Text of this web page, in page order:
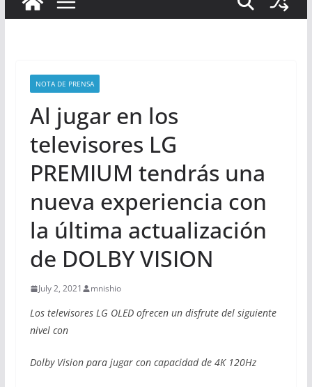
NOTA DE PRENSA
Al jugar en los
televisores LG
PREMIUM tendrás una
nueva experiencia con
la última actualización
de DOLBY VISION
July 2, 2021 mnishio
Los televisores LG OLED ofrecen un disfrute del siguiente
nivel con
Dolby Vision para jugar con capacidad de 4K 120Hz